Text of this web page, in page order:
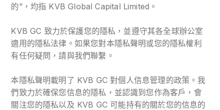
的”，均指 KVB Global Capital Limited。
KVB GC 致力於保護您的隱私，並遵守其各全球辦公室
適用的隱私法律。如果您對本隱私聲明或您的隱私權利
有任何疑問，請與我們聯繫。
本隱私聲明載明了 KVB GC 對個人信息管理的政策。我
們致力於確保您信息的隱私，並認識到您作為客戶，會
關注您的隱私以及 KVB GC 可能持有的關於您的信息的